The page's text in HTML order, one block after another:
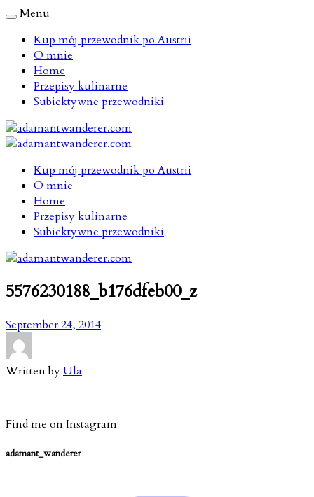
Menu
Kup mój przewodnik po Austrii
O mnie
Home
Przepisy kulinarne
Subiektywne przewodniki
Kup mój przewodnik po Austrii
O mnie
Home
Przepisy kulinarne
Subiektywne przewodniki
5576230188_b176dfeb00_z
September 24, 2014
Written byUla
Find me on Instagram
adamant_wanderer